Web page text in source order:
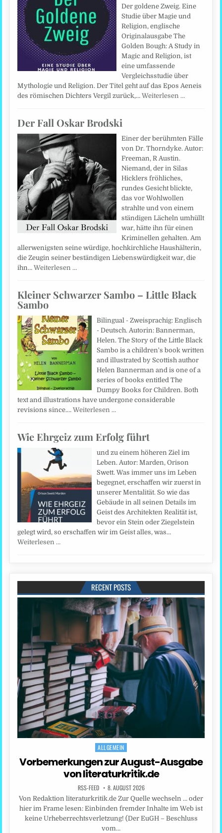
Der goldene Zweig. Eine
Studie über Magie und
Religion, englische
Originalausgabe The
Golden Bough: A Study in
Magic and Religion, ist
eine umfassende
Vergleichsstudie über
Mythologie und Religion. Der Titel geht auf das Epos Aeneis
des römischen Dichters Vergil zurück,…Weiterlesen …
Der Fall Oskar Brodski
Einer der berühmten Fälle
von Dr. Thorndyke. Autor:
Freeman, R Austin.
Niemand, der in Silas
Hicklers fröhliches,
rundes Gesicht blickte,
das vor Wohlwollen
strahlte und von einem
ständigen Lächeln umhüllt
war, hätte ihn für einen
Kriminellen gehalten. Am
allerwenigsten seine würdige, hochkirchliche Haushälterin,
die Zeugin seiner beständigen Liebenswürdigkeit war, die
ihn…Weiterlesen …
Kleiner Schwarzer Sambo – Little Black
Sambo
Bilingual - Zweisprachig: Englisch
- Deutsch. Autorin: Bannerman,
Helen. The Story of the Little Black
Sambo is a children's book written
and illustrated by Scottish author
Helen Bannerman and is one of a
series of books entitled The
Dumpy Books for Children. Both
text and illustrations have undergone considerable
revisions since.…Weiterlesen …
Wie Ehrgeiz zum Erfolg führt
und zu einem höheren Ziel im
Leben. Autor: Marden, Orison
Swett. Was immer uns im Leben
begegnet, erschaffen wir zuerst in
unserer Mentalität. So wie das
Gebäude in all seinen Details im
Geist des Architekten Realität ist,
bevor ein Stein oder Ziegelstein
gelegt wird, so erschaffen wir im Geist alles, was…
Weiterlesen …
RECENT POSTS
Posted
ALLGEMEIN
Vorbemerkungen zur August-Ausgabe
von literaturkritik.de
RSS-FEED 8. AUGUST 2026
Von Redaktion literaturkritik.de Zur Quelle wechseln … oder
hier im Frame lesen: Einbinden fremder Inhalte im Web ist
keine Urheberrechtsverletzung! (Der EuGH – Beschluss
vom…